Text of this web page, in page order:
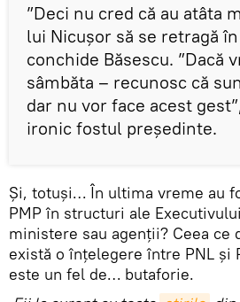
”Deci nu cred că au atâta
lui Nicuşor să se retragă
conchide Băsescu. ”Dacă
sâmbăta – recunosc că
dar nu vor face acest
ironic fostul președinte.
Și, totuși… În ultima vreme au
PMP în structuri ale
ministere sau agenții? Ceea ce
există o înțelegere între PNL și
este un fel de… butaforie.